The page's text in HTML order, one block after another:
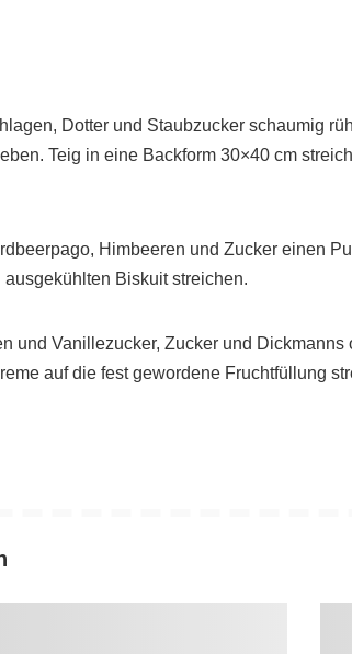
Dotter und Staubzucker schaumig
Teig in eine Backform 30×40 cm
Himbeeren und Zucker einen
Biskuit streichen.
und Vanillezucker, Zucker und Dickmanns
auf die fest gewordene Fruchtfüllung